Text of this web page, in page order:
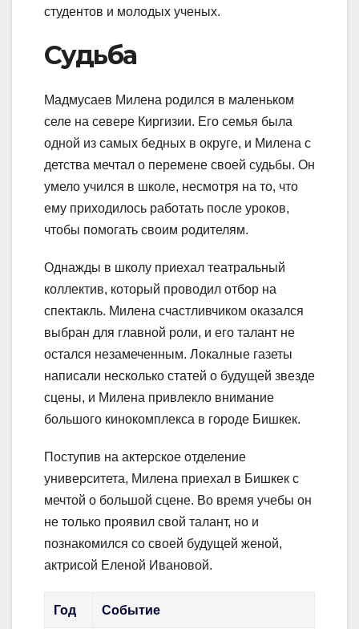
студентов и молодых ученых.
Судьба
Мадмусаев Милена родился в маленьком
селе на севере Киргизии. Его семья была
одной из самых бедных в округе, и Милена с
детства мечтал о перемене своей судьбы. Он
умело учился в школе, несмотря на то, что
ему приходилось работать после уроков,
чтобы помогать своим родителям.
Однажды в школу приехал театральный
коллектив, который проводил отбор на
спектакль. Милена счастливчиком оказался
выбран для главной роли, и его талант не
остался незамеченным. Локалные газеты
написали несколько статей о будущей звезде
сцены, и Милена привлекло внимание
большого кинокомплекса в городе Бишкек.
Поступив на актерское отделение
университета, Милена приехал в Бишкек с
мечтой о большой сцене. Во время учебы он
не только проявил свой талант, но и
познакомился со своей будущей женой,
актрисой Еленой Ивановой.
Год Событие